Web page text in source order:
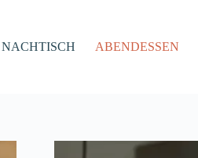
NACHTISCH ABENDESSEN